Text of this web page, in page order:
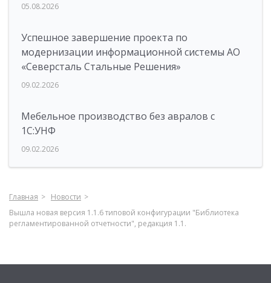
05.08.2026
Успешное завершение проекта по
модернизации информационной системы АО
«Северсталь Стальные Решения»
09.02.2026
Мебельное производство без авралов с
1С:УНФ
09.02.2026
Главная
Новости
Вышла новая версия 1.1.6 типовой конфигурации "Библиотека
регламентированной отчетности", редакция 1.1.